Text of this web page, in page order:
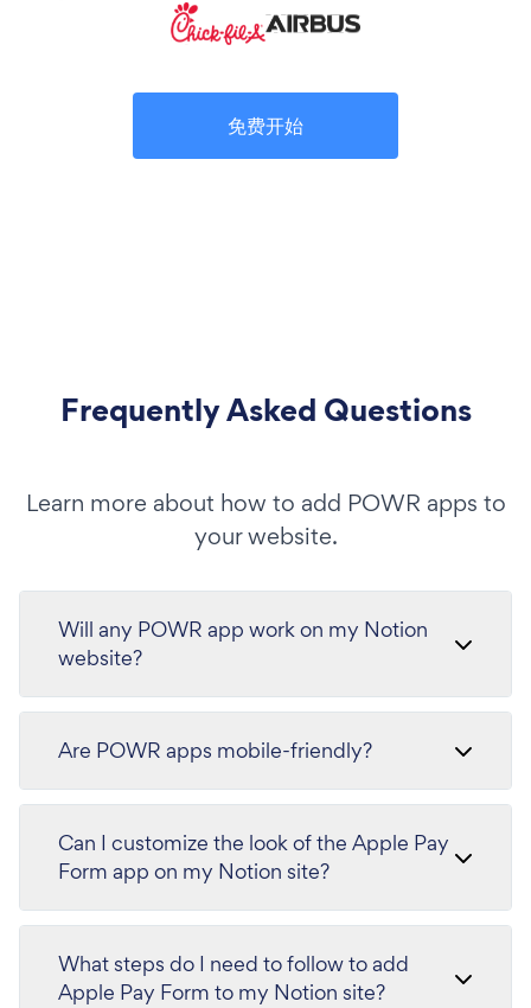
免费开始
Frequently Asked Questions
Learn more about how to add POWR apps to
your website.
Will any POWR app work on my Notion
website?
Are POWR apps mobile-friendly?
Can I customize the look of the Apple Pay
Form app on my Notion site?
What steps do I need to follow to add
Apple Pay Form to my Notion site?